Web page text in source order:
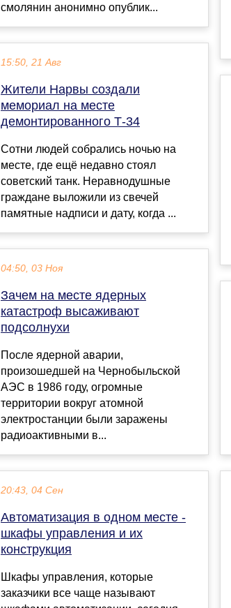
смолянин анонимно опублик...
15:50, 21 Авг
Жители Нарвы создали
мемориал на месте
демонтированного Т-34
Сотни людей собрались ночью на
месте, где ещё недавно стоял
советский танк. Неравнодушные
граждане выложили из свечей
памятные надписи и дату, когда ...
04:50, 03 Ноя
Зачем на месте ядерных
катастроф высаживают
подсолнухи
После ядерной аварии,
произошедшей на Чернобыльской
АЭС в 1986 году, огромные
территории вокруг атомной
электростанции были заражены
радиоактивными в...
20:43, 04 Сен
Автоматизация в одном месте -
шкафы управления и их
конструкция
Шкафы управления, которые
заказчики все чаще называют